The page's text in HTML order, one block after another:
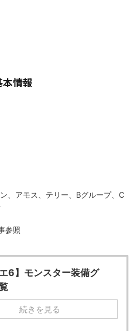
情報
、アモス、テリー、Bグループ、C
参照
エ6】モンスター装備グ
続きを見る